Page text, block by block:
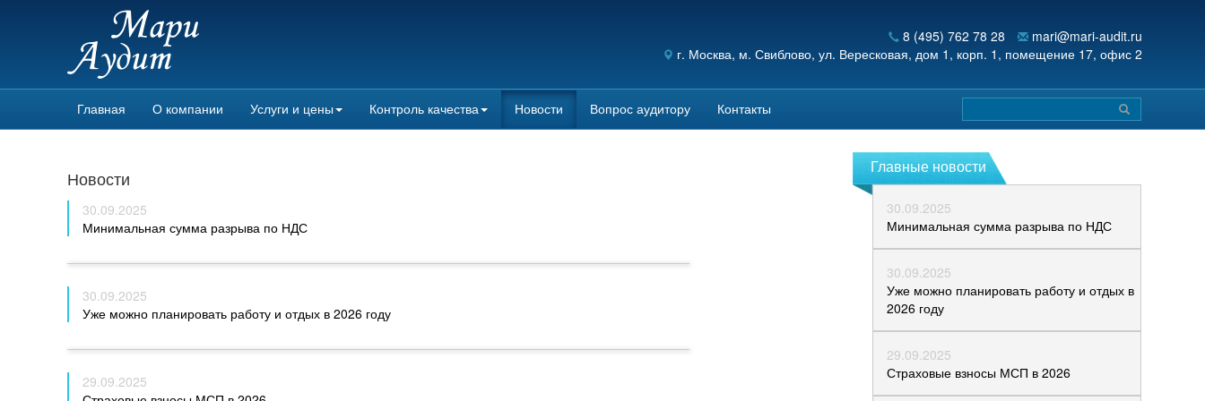
8 (495) 762 78 28
mari@mari-audit.ru
г. Москва, м. Свиблово, ул. Вересковая, дом 1, корп. 1, помещение 17, офис 2
Главная О компании Услуги и цены Контроль качества Новости Вопрос аудитору Контакты
Новости
30.09.2025
Минимальная сумма разрыва по НДС
30.09.2025
Уже можно планировать работу и отдых в 2026 году
29.09.2025
Главные новости
30.09.2025
Минимальная сумма разрыва по НДС
30.09.2025
Уже можно планировать работу и отдых в
2026 году
29.09.2025
Страховые взносы МСП в 2026